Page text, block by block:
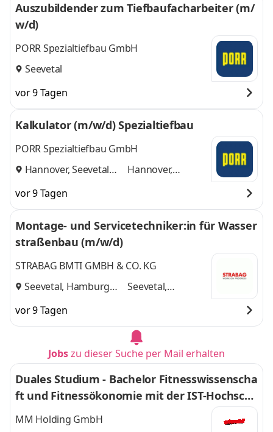
Auszubildender zum Tiefbaufacharbeiter (m/
w/d)
PORR Spezialtiefbau GmbH
Seevetal
vor 9 Tagen
Kalkulator (m/w/d) Spezialtiefbau
PORR Spezialtiefbau GmbH
Hannover, Seevetal
Hannover,
vor 9 Tagen
Montage- und Servicetechniker:in für Wasser
straßenbau (m/w/d)
STRABAG BMTI GMBH & CO. KG
Seevetal, Hamburg
Seevetal,
vor 9 Tagen
Jobszu dieser Suche per Mail erhalten
Duales Studium - Bachelor Fitnesswissenscha
ft und Fitnessökonomie mit der IST-Hochsch
ule - Ab sofort!
MM Holding GmbH